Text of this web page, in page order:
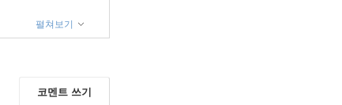
펼쳐보기
코멘트 쓰기